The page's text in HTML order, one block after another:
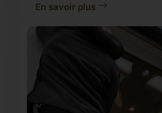
En savoir plus